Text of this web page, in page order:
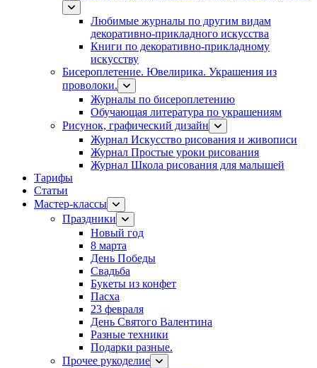
Любимые журналы по другим видам
декоративно-прикладного искусства
Книги по декоративно-прикладному
искусству
Бисероплетение. Ювелирика. Украшения из
проволоки.
Журналы по бисероплетению
Обучающая литература по украшениям
Рисунок, графический дизайн
Журнал Искусство рисования и живописи
Журнал Простые уроки рисования
Журнал Школа рисования для малышей
Тарифы
Статьи
Мастер-классы
Праздники
Новый год
8 марта
День Победы
Свадьба
Букеты из конфет
Пасха
23 февраля
День Святого Валентина
Разные техники
Подарки разные.
Прочее рукоделие